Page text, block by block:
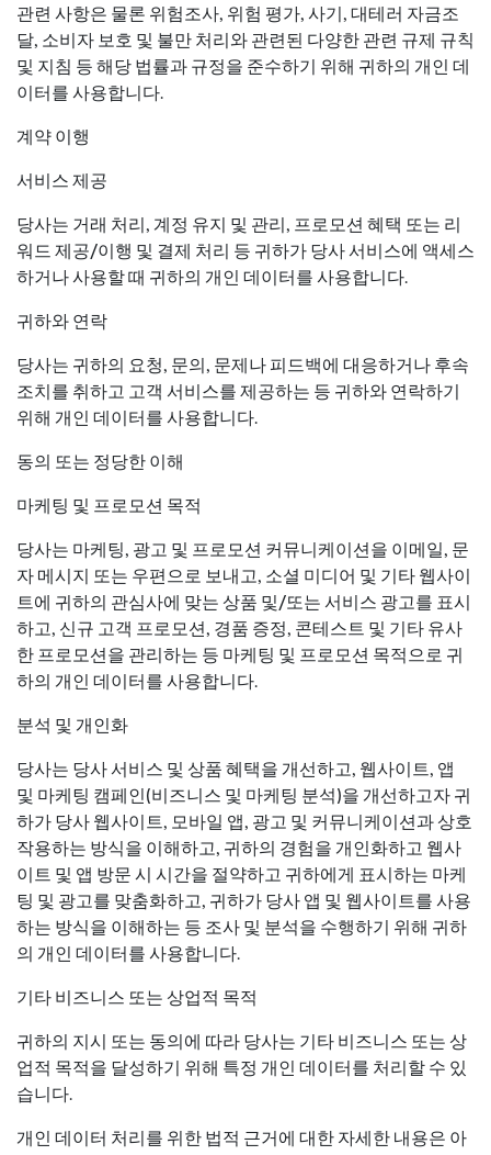
관련 사항은 물론 위험조사, 위험 평가, 사기, 대테러 자금조
달, 소비자 보호 및 불만 처리와 관련된 다양한 관련 규제 규칙
및 지침 등 해당 법률과 규정을 준수하기 위해 귀하의 개인 데
이터를 사용합니다.
계약 이행
서비스 제공
당사는 거래 처리, 계정 유지 및 관리, 프로모션 혜택 또는 리
워드 제공/이행 및 결제 처리 등 귀하가 당사 서비스에 액세스
하거나 사용할 때 귀하의 개인 데이터를 사용합니다.
귀하와 연락
당사는 귀하의 요청, 문의, 문제나 피드백에 대응하거나 후속
조치를 취하고 고객 서비스를 제공하는 등 귀하와 연락하기
위해 개인 데이터를 사용합니다.
동의 또는 정당한 이해
마케팅 및 프로모션 목적
당사는 마케팅, 광고 및 프로모션 커뮤니케이션을 이메일, 문
자 메시지 또는 우편으로 보내고, 소셜 미디어 및 기타 웹사이
트에 귀하의 관심사에 맞는 상품 및/또는 서비스 광고를 표시
하고, 신규 고객 프로모션, 경품 증정, 콘테스트 및 기타 유사
한 프로모션을 관리하는 등 마케팅 및 프로모션 목적으로 귀
하의 개인 데이터를 사용합니다.
분석 및 개인화
당사는 당사 서비스 및 상품 혜택을 개선하고, 웹사이트, 앱
및 마케팅 캠페인(비즈니스 및 마케팅 분석)을 개선하고자 귀
하가 당사 웹사이트, 모바일 앱, 광고 및 커뮤니케이션과 상호
작용하는 방식을 이해하고, 귀하의 경험을 개인화하고 웹사
이트 및 앱 방문 시 시간을 절약하고 귀하에게 표시하는 마케
팅 및 광고를 맞춤화하고, 귀하가 당사 앱 및 웹사이트를 사용
하는 방식을 이해하는 등 조사 및 분석을 수행하기 위해 귀하
의 개인 데이터를 사용합니다.
기타 비즈니스 또는 상업적 목적
귀하의 지시 또는 동의에 따라 당사는 기타 비즈니스 또는 상
업적 목적을 달성하기 위해 특정 개인 데이터를 처리할 수 있
습니다.
개인 데이터 처리를 위한 법적 근거에 대한 자세한 내용은 아